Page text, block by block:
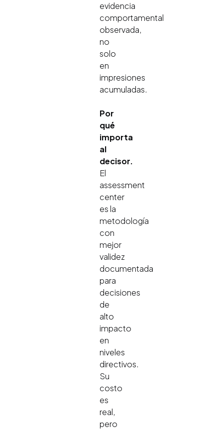
evidencia
comportamental
observada,
no
solo
en
impresiones
acumuladas.
Por
qué
importa
al
decisor.
El
assessment
center
es la
metodología
con
mejor
validez
documentada
para
decisiones
de
alto
impacto
en
niveles
directivos.
Su
costo
es
real,
pero